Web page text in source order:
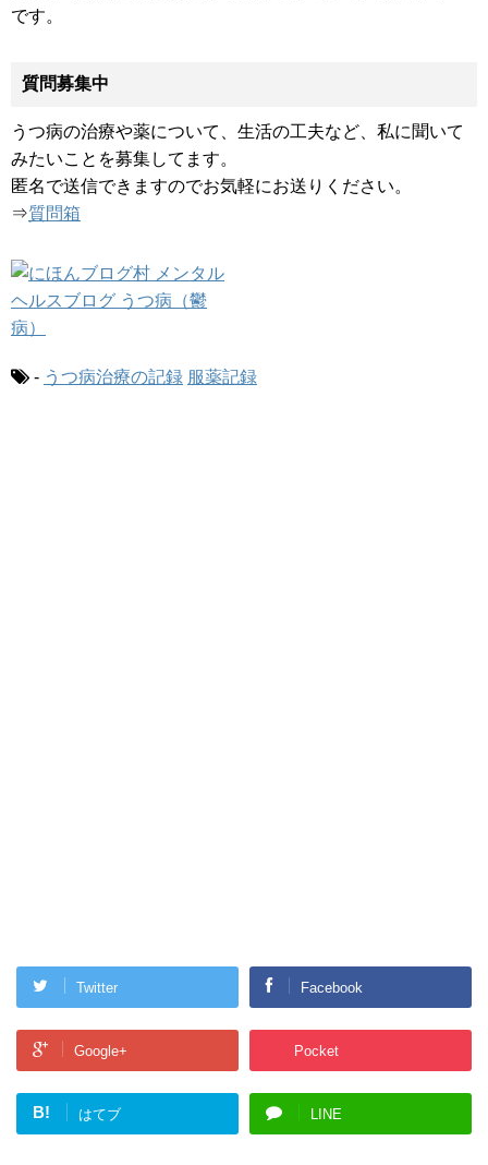
です。
質問募集中
うつ病の治療や薬について、生活の工夫など、私に聞いて
みたいことを募集してます。
匿名で送信できますのでお気軽にお送りください。
⇒質問箱
- うつ病治療の記録 服薬記録
Twitter Facebook
Google+ Pocket
B! はてブ LINE